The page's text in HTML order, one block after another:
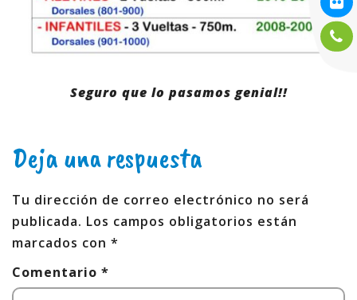
Seguro que lo pasamos genial!!
Deja una respuesta
Tu dirección de correo electrónico no será
publicada. Los campos obligatorios están
marcados con *
Comentario *